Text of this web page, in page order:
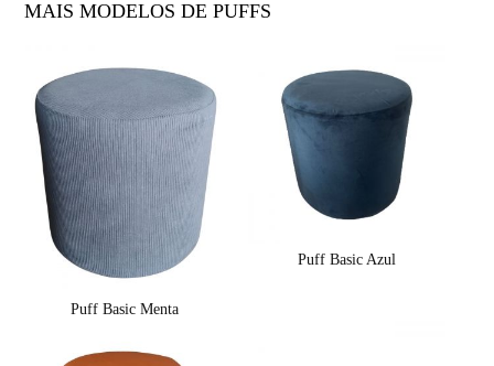
MAIS MODELOS DE PUFFS
Puff Basic Menta
Puff Basic Azul